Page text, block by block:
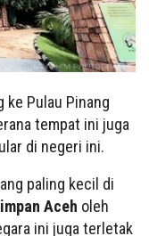
ke Pulau Pinang
tempat ini juga
di negeri ini.
paling kecil di
Aceh oleh
ini juga terletak